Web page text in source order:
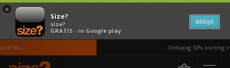
×
Size?
size?
GRATIS - in Google play
BEKIJK
Ontvang 10% korting in